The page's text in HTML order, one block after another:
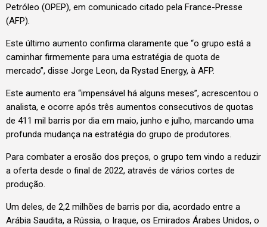
Petróleo (OPEP), em comunicado citado pela France-Presse
(AFP).
Este último aumento confirma claramente que “o grupo está a
caminhar firmemente para uma estratégia de quota de
mercado”, disse Jorge Leon, da Rystad Energy, à AFP.
Este aumento era “impensável há alguns meses”, acrescentou o
analista, e ocorre após três aumentos consecutivos de quotas
de 411 mil barris por dia em maio, junho e julho, marcando uma
profunda mudança na estratégia do grupo de produtores.
Para combater a erosão dos preços, o grupo tem vindo a reduzir
a oferta desde o final de 2022, através de vários cortes de
produção.
Um deles, de 2,2 milhões de barris por dia, acordado entre a
Arábia Saudita, a Rússia, o Iraque, os Emirados Árabes Unidos, o